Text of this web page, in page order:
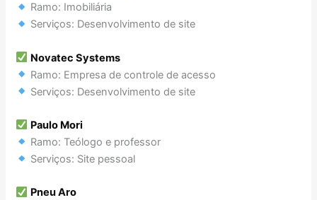
Ramo: Imobiliária
Serviços: Desenvolvimento de site
Novatec Systems
Ramo: Empresa de controle de acesso
Serviços: Desenvolvimento de site
Paulo Mori
Ramo: Teólogo e professor
Serviços: Site pessoal
Pneu Aro